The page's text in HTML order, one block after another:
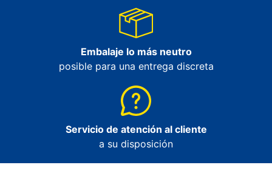
Embalaje lo más neutro
posible para una entrega discreta
Servicio de atención al cliente
a su disposición